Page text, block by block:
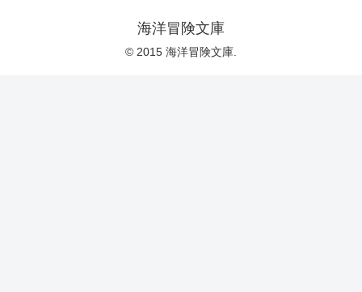
海洋冒険文庫
© 2015 海洋冒険文庫.